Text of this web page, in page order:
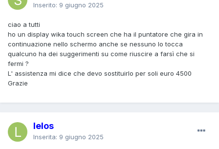
Inserito: 9 giugno 2025
ciao a tutti
ho un display wika touch screen che ha il puntatore che gira in
continuazione nello schermo anche se nessuno lo tocca
qualcuno ha dei suggerimenti su come riuscire a farsì che si
fermi ?
L' assistenza mi dice che devo sostituirlo per soli euro 4500
Grazie
lelos
Inserita: 9 giugno 2025